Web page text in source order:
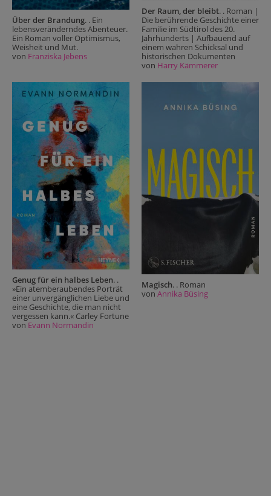
Über der Brandung. . Ein
lebensveränderndes Abenteuer.
Ein Roman voller Optimismus,
Weisheit und Mut.
von Franziska Jebens
Der Raum, der bleibt. . Roman |
Die berührende Geschichte einer
Familie im Südtirol des 20.
Jahrhunderts | Aufbauend auf
einem wahren Schicksal und
historischen Dokumenten
von Harry Kämmerer
Genug für ein halbes Leben. .
»Ein atemberaubendes Porträt
einer unvergänglichen Liebe und
eine Geschichte, die man nicht
vergessen kann.« Carley Fortune
von Evann Normandin
Magisch. . Roman
von Annika Büsing